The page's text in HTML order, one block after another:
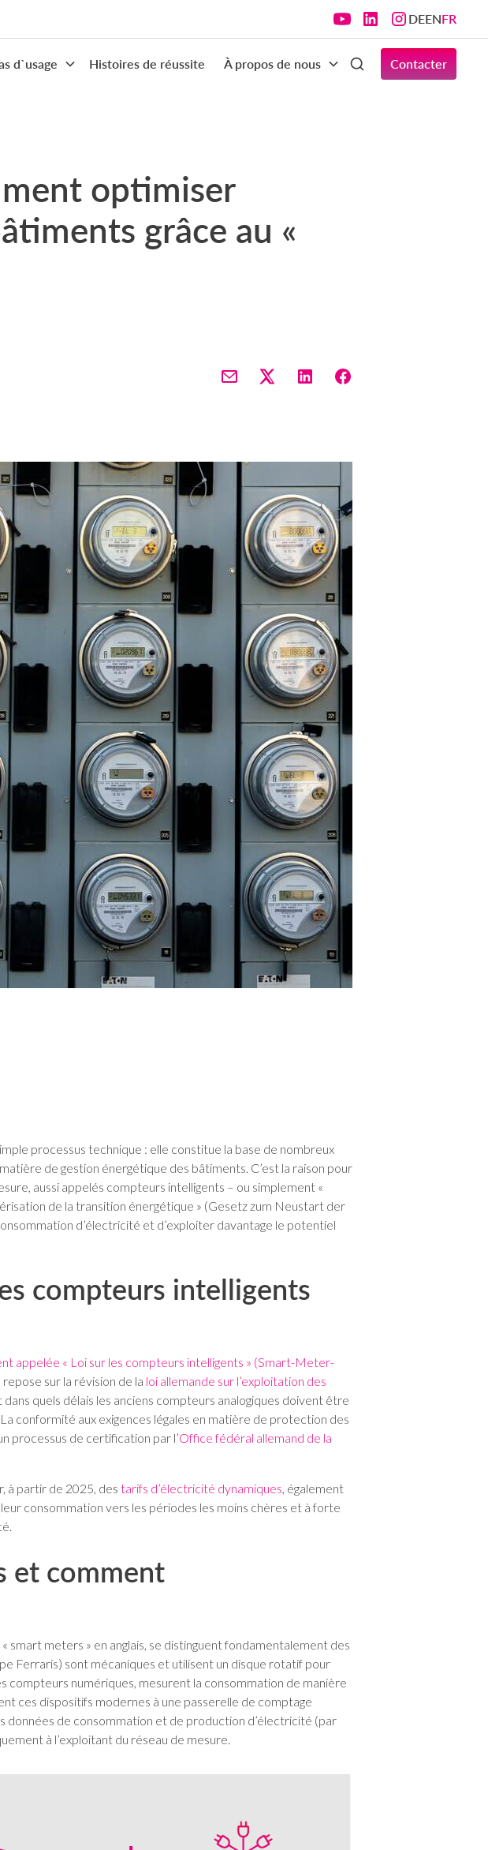
DEENFR
d`usage Histoires de réussite À propos de nous Contacter
optimiser
grâce au «
processus technique : elle constitue la base de nombreux
de gestion énergétique des bâtiments. C’est la raison pour
aussi appelés compteurs intelligents – ou simplement «
de la transition énergétique » (Gesetz zum Neustart der
d’électricité et d’exploiter davantage le potentiel
compteurs intelligents
appelée « Loi sur les compteurs intelligents » (Smart-Meter-
sur la révision de la loi allemande sur l’exploitation des
quels délais les anciens compteurs analogiques doivent être
conformité aux exigences légales en matière de protection des
processus de certification par l’Office fédéral allemand de la
à partir de 2025, des tarifs d’électricité dynamiques, également
consommation vers les périodes les moins chères et à forte
et comment
meters » en anglais, se distinguent fondamentalement des
Ferraris) sont mécaniques et utilisent un disque rotatif pour
compteurs numériques, mesurent la consommation de manière
ces dispositifs modernes à une passerelle de comptage
données de consommation et de production d’électricité (par
à l’exploitant du réseau de mesure.